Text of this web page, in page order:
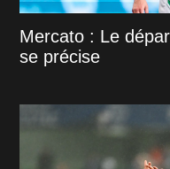
Mercato : Le
se précise